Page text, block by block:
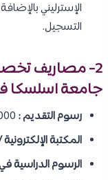
التسجيل.
2- مصاريف
جامعة اسلسكا
رسوم التقديم :
المكتبة
الرسوم الدراسية